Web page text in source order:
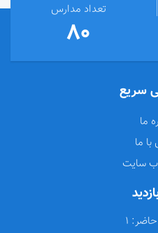
تعداد مدارس
80
سریع
ما
ما
سایت
حاضر: